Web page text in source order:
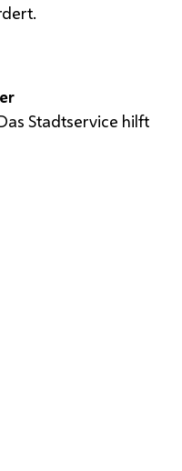
Stadtservice hilft